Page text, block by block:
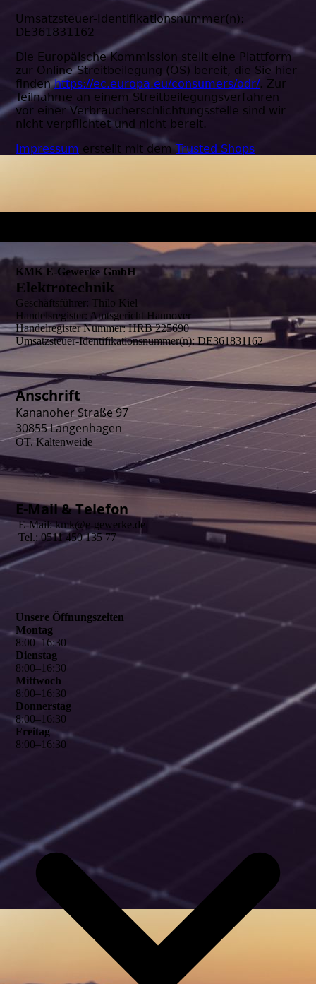
KMK E-Gewerke GmbH
Elektrotechnik
Geschäftsführer: Thilo Kiel
Handelsregister: Amtsgericht Hannover
Handelregister Nummer: HRB 225690
Umsatzsteuer-Identifikationsnummer(n): DE361831162
Anschrift
Kananoher Straße 97
30855 Langenhagen
OT. Kaltenweide
E-Mail & Telefon
E-Mail: kmk@e-gewerke.de
Tel.: 0511 450 135 77
Unsere Öffnungszeiten
Montag
8:00–16:30
Dienstag
8:00–16:30
Mittwoch
8:00–16:30
Donnerstag
8:00–16:30
Freitag
8:00–16:30